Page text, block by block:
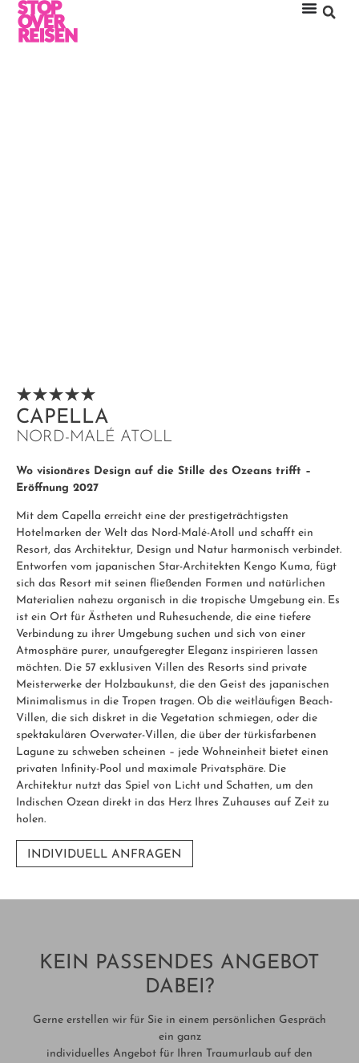
CAPELLA
NORD-MALÉ ATOLL
Wo visionäres Design auf die Stille des Ozeans trifft –
Eröffnung 2027
Mit dem Capella erreicht eine der prestigeträchtigsten
Hotelmarken der Welt das Nord-Malé-Atoll und schafft ein
Resort, das Architektur, Design und Natur harmonisch verbindet.
Entworfen vom japanischen Star-Architekten Kengo Kuma, fügt
sich das Resort mit seinen fließenden Formen und natürlichen
Materialien nahezu organisch in die tropische Umgebung ein. Es
ist ein Ort für Ästheten und Ruhesuchende, die eine tiefere
Verbindung zu ihrer Umgebung suchen und sich von einer
Atmosphäre purer, unaufgeregter Eleganz inspirieren lassen
möchten. Die 57 exklusiven Villen des Resorts sind private
Meisterwerke der Holzbaukunst, die den Geist des japanischen
Minimalismus in die Tropen tragen. Ob die weitläufigen Beach-
Villen, die sich diskret in die Vegetation schmiegen, oder die
spektakulären Overwater-Villen, die über der türkisfarbenen
Lagune zu schweben scheinen – jede Wohneinheit bietet einen
privaten Infinity-Pool und maximale Privatsphäre. Die
Architektur nutzt das Spiel von Licht und Schatten, um den
Indischen Ozean direkt in das Herz Ihres Zuhauses auf Zeit zu
holen.
INDIVIDUELL ANFRAGEN
KEIN PASSENDES ANGEBOT
DABEI?
Gerne erstellen wir für Sie in einem persönlichen Gespräch
ein ganz
individuelles Angebot für Ihren Traumurlaub auf den